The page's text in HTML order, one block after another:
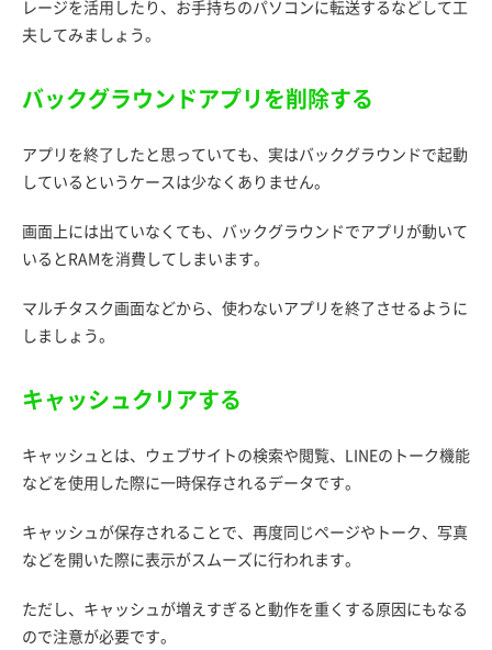
レージを活用したり、お手持ちのパソコンに転送するなどして工
夫してみましょう。
バックグラウンドアプリを削除する
アプリを終了したと思っていても、実はバックグラウンドで起動
しているというケースは少なくありません。
画面上には出ていなくても、バックグラウンドでアプリが動いて
いるとRAMを消費してしまいます。
マルチタスク画面などから、使わないアプリを終了させるように
しましょう。
キャッシュクリアする
キャッシュとは、ウェブサイトの検索や閲覧、LINEのトーク機能
などを使用した際に一時保存されるデータです。
キャッシュが保存されることで、再度同じページやトーク、写真
などを開いた際に表示がスムーズに行われます。
ただし、キャッシュが増えすぎると動作を重くする原因にもなる
ので注意が必要です。